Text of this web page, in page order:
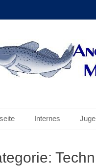
Angler im Netz
Menü
Internes